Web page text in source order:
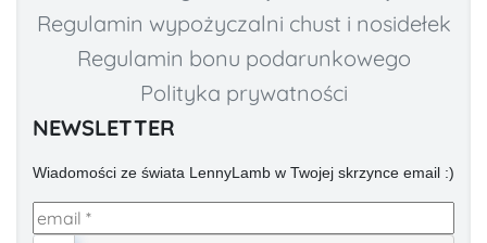
Regulamin wypożyczalni chust i nosidełek
Regulamin bonu podarunkowego
Polityka prywatności
NEWSLETTER
Wiadomości ze świata LennyLamb w Twojej skrzynce email :)